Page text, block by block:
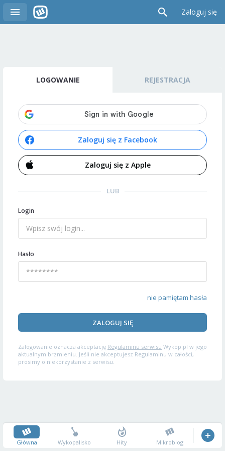
Zaloguj się
LOGOWANIE REJESTRACJA
Zaloguj się z Facebook
Zaloguj się z Apple
LUB
Login
Hasło
nie pamiętam hasła
ZALOGUJ SIĘ
Zalogowanie oznacza akceptację Regulaminu serwisu Wykop.pl w jego
aktualnym brzmieniu. Jeśli nie akceptujesz Regulaminu w całości,
prosimy o niekorzystanie z serwisu.
Główna Wykopalisko Hity Mikroblog